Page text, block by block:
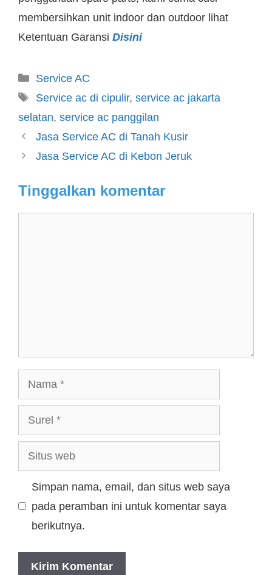
membersihkan unit indoor dan outdoor lihat
Ketentuan Garansi Disini
Service AC
Service ac di cipulir, service ac jakarta
selatan, service ac panggilan
Jasa Service AC di Tanah Kusir
Jasa Service AC di Kebon Jeruk
Tinggalkan komentar
Simpan nama, email, dan situs web saya
pada peramban ini untuk komentar saya
berikutnya.